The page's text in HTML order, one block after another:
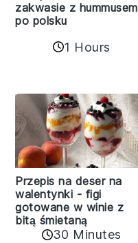
zakwasie z hummusem
po polsku
1 Hours
Przepis na deser na
walentynki - figi
gotowane w winie z
bitą śmietaną
30 Minutes